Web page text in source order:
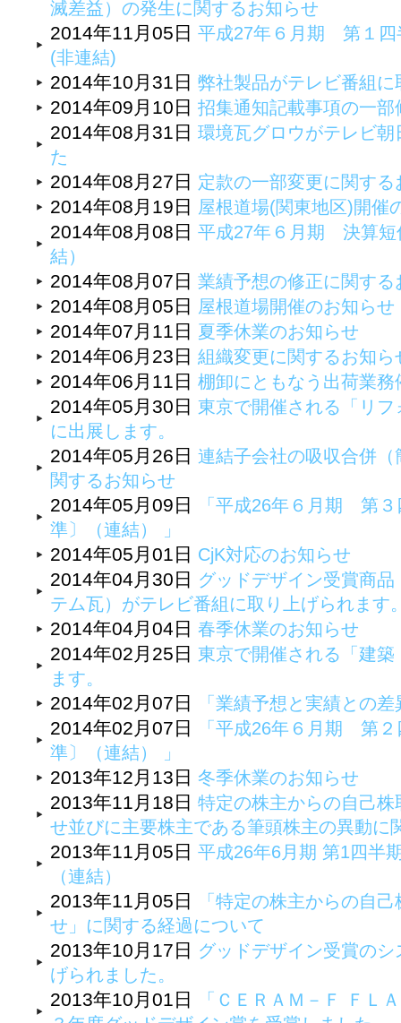
滅差益）の発生に関するお知らせ
2014年11月05日 平成27年６月期 第１
(非連結)
2014年10月31日 弊社製品がテレビ番組
2014年09月10日 招集通知記載事項の一部
2014年08月31日 環境瓦グロウがテレビ
た
2014年08月27日 定款の一部変更に関する
2014年08月19日 屋根道場(関東地区)開催
2014年08月08日 平成27年６月期 決算短
結）
2014年08月07日 業績予想の修正に関する
2014年08月05日 屋根道場開催のお知らせ
2014年07月11日 夏季休業のお知らせ
2014年06月23日 組織変更に関するお知ら
2014年06月11日 棚卸にともなう出荷業務
2014年05月30日 東京で開催される「リ
に出展します。
2014年05月26日 連結子会社の吸収合併
関するお知らせ
2014年05月09日
「平成26年６月期 第
準〕（連結） 」
2014年05月01日 CjK対応のお知らせ
2014年04月30日 グッドデザイン受賞商
テム瓦）がテレビ番組に取り上げられます
2014年04月04日 春季休業のお知らせ
2014年02月25日 東京で開催される「建
ます。
2014年02月07日
「業績予想と実績との
2014年02月07日 「平成26年６月期 第
準〕（連結） 」
2013年12月13日 冬季休業のお知らせ
2013年11月18日 特定の株主からの自己
せ並びに主要株主である筆頭株主の異動に
2013年11月05日 平成26年6月期 第1四半
（連結）
2013年11月05日
「特定の株主からの自
せ」に関する経過について
2013年10月17日 グッドデザイン受賞の
げられました。
2013年10月01日
「ＣＥＲＡＭ－Ｆ ＦＬ